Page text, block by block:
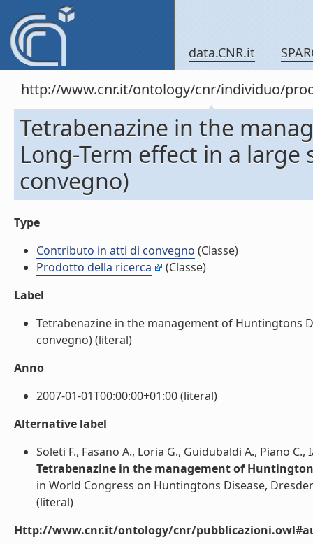
data.CNR.it
http://www.cnr.it/ontology/cnr/individuo/
Tetrabenazine in the
Long-Term effect in a
convegno)
Type
Contributo in atti di convegno (Classe)
Prodotto della ricerca
(Classe)
Label
Tetrabenazine in the management of Huntingtons
convegno) (literal)
Anno
2007-01-01T00:00:00+01:00 (literal)
Alternative label
Soleti F., Fasano A., Loria G., Guidubaldi A., Piano
Tetrabenazine in the management of
in World Congress on Huntingtons Disease,
(literal)
Http://www.cnr.it/ontology/cnr/